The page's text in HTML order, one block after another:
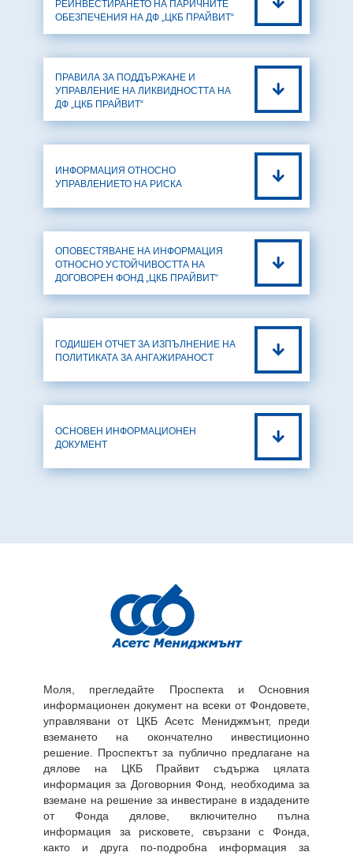
РЕИНВЕСТИРАНЕТО НА ПАРИЧНИТЕ
ОБЕЗПЕЧЕНИЯ НА ДФ „ЦКБ ПРАЙВИТ“
ПРАВИЛА ЗА ПОДДЪРЖАНЕ И
УПРАВЛЕНИЕ НА ЛИКВИДНОСТТА НА
ДФ „ЦКБ ПРАЙВИТ“
ИНФОРМАЦИЯ ОТНОСНО
УПРАВЛЕНИЕТО НА РИСКА
ОПОВЕСТЯВАНЕ НА ИНФОРМАЦИЯ
ОТНОСНО УСТОЙЧИВОСТТА НА
ДОГОВОРЕН ФОНД „ЦКБ ПРАЙВИТ“
ГОДИШЕН ОТЧЕТ ЗА ИЗПЪЛНЕНИЕ НА
ПОЛИТИКАТА ЗА АНГАЖИРАНОСТ
ОСНОВЕН ИНФОРМАЦИОНЕН
ДОКУМЕНТ
Моля, прегледайте Проспекта и Основния
информационен документ на всеки от Фондовете,
управлявани от ЦКБ Асетс Мениджмънт, преди
вземането на окончателно инвестиционно
решение. Проспектът за публично предлагане на
дялове на ЦКБ Прайвит съдържа цялата
информация за Договорния Фонд, необходима за
вземане на решение за инвестиране в издадените
от Фонда дялове, включително пълна
информация за рисковете, свързани с Фонда,
както и друга по-подробна информация за